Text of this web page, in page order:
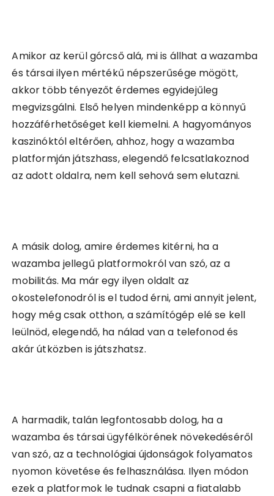
Amikor az kerül górcső alá, mi is állhat a wazamba
és társai ilyen mértékű népszerűsége mögött,
akkor több tényezőt érdemes egyidejűleg
megvizsgálni. Első helyen mindenképp a könnyű
hozzáférhetőséget kell kiemelni. A hagyományos
kaszinóktól eltérően, ahhoz, hogy a wazamba
platformján játszhass, elegendő felcsatlakoznod
az adott oldalra, nem kell sehová sem elutazni.
A másik dolog, amire érdemes kitérni, ha a
wazamba jellegű platformokról van szó, az a
mobilitás. Ma már egy ilyen oldalt az
okostelefonodról is el tudod érni, ami annyit jelent,
hogy még csak otthon, a számítógép elé se kell
leülnöd, elegendő, ha nálad van a telefonod és
akár útközben is játszhatsz.
A harmadik, talán legfontosabb dolog, ha a
wazamba és társai ügyfélkörének növekedéséről
van szó, az a technológiai újdonságok folyamatos
nyomon követése és felhasználása. Ilyen módon
ezek a platformok le tudnak csapni a fiatalabb